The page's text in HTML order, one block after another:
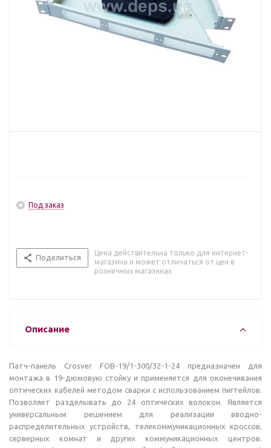
Под заказ
Поделиться
Цена действительна только для интернет-
магазина и может отличаться от цен в
розничных магазинах
Описание
Патч-панель Crosver FOB-19/1-300/32-1-24 предназначен для
монтажа в 19-дюмовую стойку и применяется для оконечивания
оптических кабелей методом сварки с использованием пигтейлов.
Позволяет разделывать до 24 оптических волокон. Является
универсальным решением для реализации вводно-
распределительных устройств, телекоммуникационных кроссов,
серверных комнат и других коммуникационных центров.